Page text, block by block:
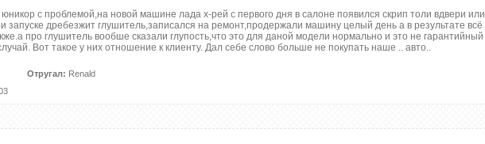
с проблемой,на новой машине лада х-рей с первого дня в салоне появился скрип толи вдвери или
запуске дребезжит глушитель,записался на ремонт,продержали машину целый день а в результате всё
про глушитель вообше сказали глупость,что это для даной модели нормально и это не гарантийный
Вот такое у них отношение к клиенту. Дал себе слово больше не покупать наше .. авто..
Отругал: Renald